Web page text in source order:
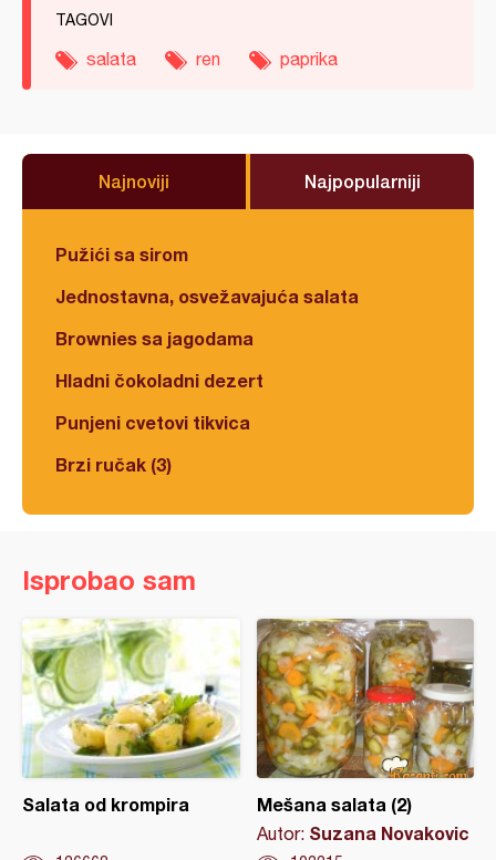
TAGOVI
salata ren paprika
Najnoviji Najpopularniji
Pužići sa sirom
Jednostavna, osvežavajuća salata
Brownies sa jagodama
Hladni čokoladni dezert
Punjeni cvetovi tikvica
Brzi ručak (3)
Isprobao sam
Salata od krompira Mešana salata (2)
Autor: Suzana Novakovic